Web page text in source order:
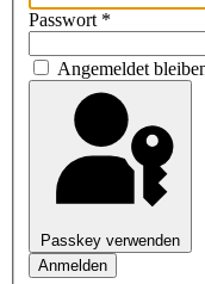
Passwort*
Angemeldet
Passkey verwenden
Anmelden